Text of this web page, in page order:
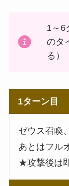
1～6
のタ
る）
1ターン目
ゼウス召喚
あとはフル
★攻撃後は